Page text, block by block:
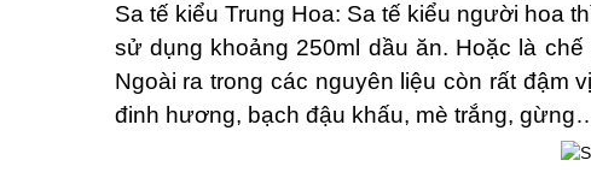
Sa tế kiểu Trung Hoa: Sa tế kiểu người hoa
sử dụng khoảng 250ml dầu ăn. Hoặc là
Ngoài ra trong các nguyên liệu còn rất đậm
đinh hương, bạch đậu khấu, mè trắng,